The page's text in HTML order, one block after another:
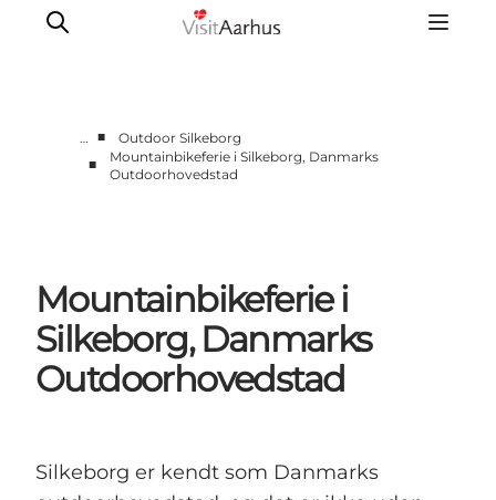
Byer og steder
Randers
Silkeborg
Viborg
Favrskov
… ■
Outdoor Silkeborg
■
Mountainbikeferie i Silkeborg, Danmarks
Outdoorhovedstad
Mountainbikeferie i
Silkeborg, Danmarks
Outdoorhovedstad
Silkeborg er kendt som Danmarks